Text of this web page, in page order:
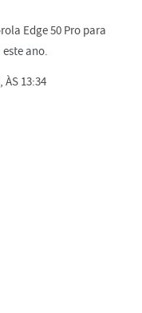
Edge 50 Pro para
ano.
ÀS 13:34